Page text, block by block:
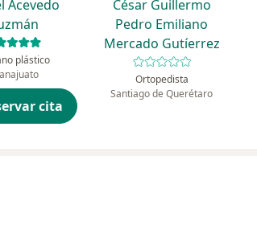
Acevedo
plástico
cita
César Guillermo
Pedro Emiliano
Mercado Gutíerrez
Ortopedista
Santiago de Querétaro